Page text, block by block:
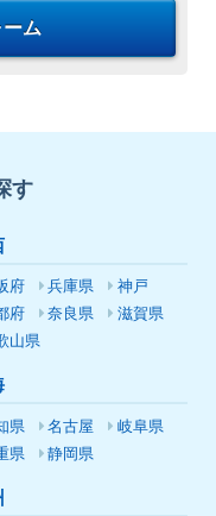
ーム
す
府 兵庫県
神戸
府
奈良県
滋賀県
山県
県 名古屋
岐阜県
県
静岡県